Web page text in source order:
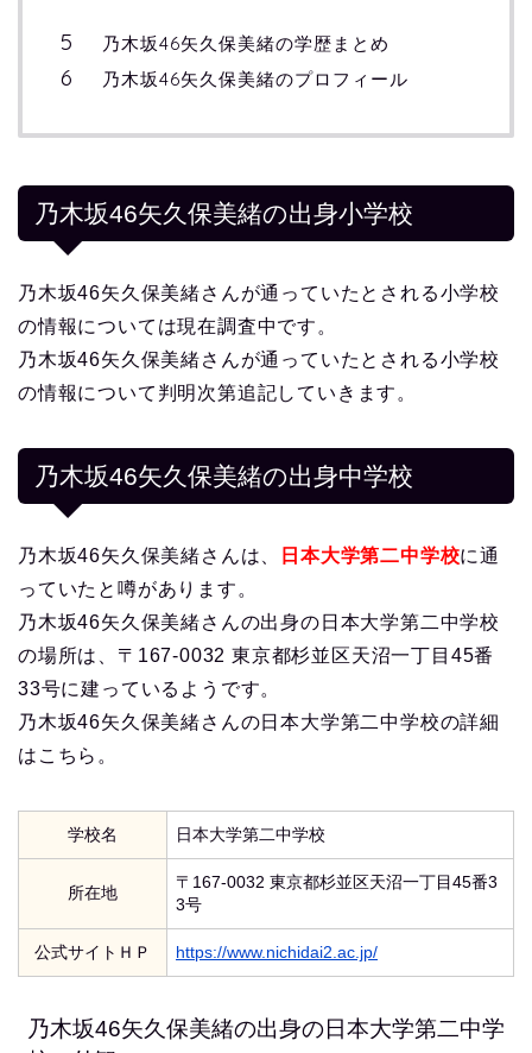
乃木坂46矢久保美緒の学歴まとめ
乃木坂46矢久保美緒のプロフィール
乃木坂46矢久保美緒の出身小学校
乃木坂46矢久保美緒さんが通っていたとされる小学校
の情報については現在調査中です。
乃木坂46矢久保美緒さんが通っていたとされる小学校
の情報について判明次第追記していきます。
乃木坂46矢久保美緒の出身中学校
乃木坂46矢久保美緒さんは、 日本大学第二中学校に通
っていたと噂があります。
乃木坂46矢久保美緒さんの出身の日本大学第二中学校
の場所は、〒167-0032 東京都杉並区天沼一丁目45番
33号に建っているようです。
乃木坂46矢久保美緒さんの日本大学第二中学校の詳細
はこちら。
学校名 日本大学第二中学校
所在地
〒167-0032 東京都杉並区天沼一丁目45番3
3号
公式サイトＨＰ https://www.nichidai2.ac.jp/
乃木坂46矢久保美緒の出身の日本大学第二中学